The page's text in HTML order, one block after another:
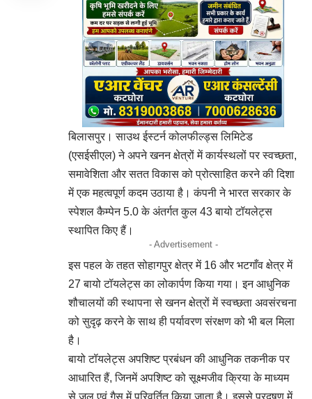
बिलासपुर। साउथ ईस्टर्न कोलफील्ड्स लिमिटेड
(एसईसीएल) ने अपने खनन क्षेत्रों में कार्यस्थलों पर स्वच्छता,
समावेशिता और सतत विकास को प्रोत्साहित करने की दिशा
में एक महत्वपूर्ण कदम उठाया है। कंपनी ने भारत सरकार के
स्पेशल कैम्पेन 5.0 के अंतर्गत कुल 43 बायो टॉयलेट्स
स्थापित किए हैं।
- Advertisement -
इस पहल के तहत सोहागपुर क्षेत्र में 16 और भटगाँव क्षेत्र में
27 बायो टॉयलेट्स का लोकार्पण किया गया। इन आधुनिक
शौचालयों की स्थापना से खनन क्षेत्रों में स्वच्छता अवसंरचना
को सुदृढ़ करने के साथ ही पर्यावरण संरक्षण को भी बल मिला
है।
बायो टॉयलेट्स अपशिष्ट प्रबंधन की आधुनिक तकनीक पर
आधारित हैं, जिनमें अपशिष्ट को सूक्ष्मजीव क्रिया के माध्यम
से जल एवं गैस में परिवर्तित किया जाता है। इससे प्रदूषण में